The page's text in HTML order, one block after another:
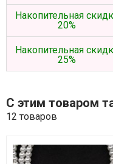
Накопительная
20%
Накопительная
25%
С этим товаром
12 товаров